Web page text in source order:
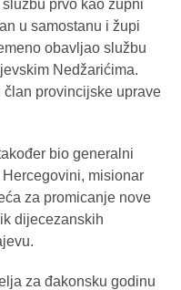
prvo kao župni
u samostanu i župi
obavljao službu
Nedžarićima.
provincijske uprave
bio generalni
misionar
za promicanje nove
dijecezanskih
za đakonsku godinu